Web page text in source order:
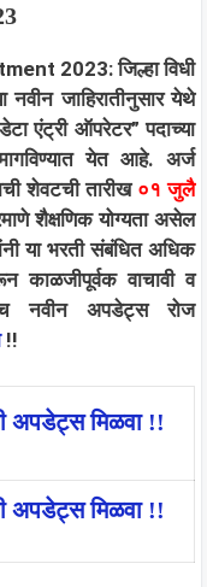
2023: जिल्हा विधी
नवीन जाहिरातीनुसार येथे
एंट्री ऑपरेटर” पदाच्या
येत आहे. अर्ज
शेवटची तारीख ०१ जुलै
शैक्षणिक योग्यता असेल
या भरती संबंधित अधिक
काळजीपूर्वक वाचावी व
नवीन अपडेट्स रोज
!!
अपडेट्स मिळवा !!
अपडेट्स मिळवा !!